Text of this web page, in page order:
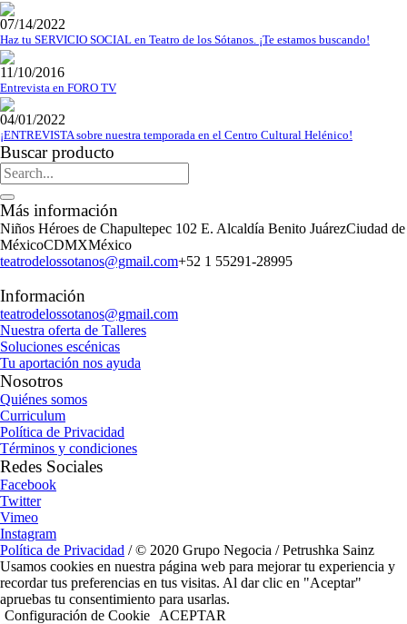
07/14/2022
Haz tu SERVICIO SOCIAL en Teatro de los Sótanos. ¡Te estamos buscando!
11/10/2016
Entrevista en FORO TV
04/01/2022
¡ENTREVISTA sobre nuestra temporada en el Centro Cultural Helénico!
Buscar producto
Más información
Niños Héroes de Chapultepec 102 E. Alcaldía Benito JuárezCiudad de
MéxicoCDMXMéxico
teatrodelossotanos@gmail.com+52 1 55291-28995
Información
teatrodelossotanos@gmail.com
Nuestra oferta de Talleres
Soluciones escénicas
Tu aportación nos ayuda
Nosotros
Quiénes somos
Curriculum
Política de Privacidad
Términos y condiciones
Redes Sociales
Facebook
Twitter
Vimeo
Instagram
Política de Privacidad / © 2020 Grupo Negocia / Petrushka Sainz
Usamos cookies en nuestra página web para mejorar tu experiencia y
recordar tus preferencias en tus visitas. Al dar clic en "Aceptar"
apruebas tu consentimiento para usarlas.
Configuración de Cookie
ACEPTAR